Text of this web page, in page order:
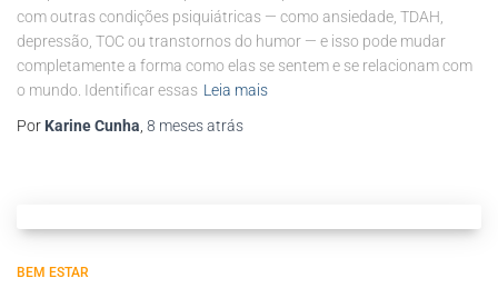
com outras condições psiquiátricas — como ansiedade, TDAH,
depressão, TOC ou transtornos do humor — e isso pode mudar
completamente a forma como elas se sentem e se relacionam com
o mundo. Identificar essas Leia mais
Por Karine Cunha, 8 mesesatrás
BEM ESTAR